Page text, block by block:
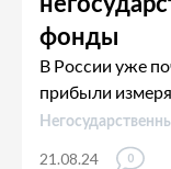
фонды
В России уже
прибыли
деньги на этом
21.08.24 0